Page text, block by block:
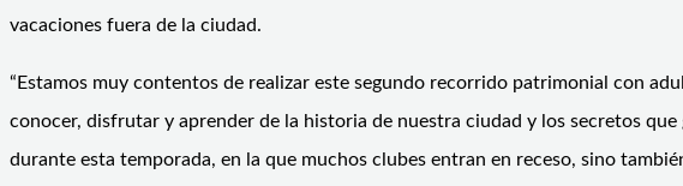
vacaciones fuera de la ciudad.
“Estamos muy contentos de realizar este segundo recorrido patrimonial con
conocer, disfrutar y aprender de la historia de nuestra ciudad y los secretos
durante esta temporada, en la que muchos clubes entran en receso, sino